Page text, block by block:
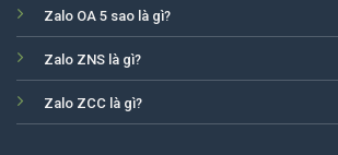
Zalo OA 5 sao là gì?
Zalo ZNS là gì?
Zalo ZCC là gì?